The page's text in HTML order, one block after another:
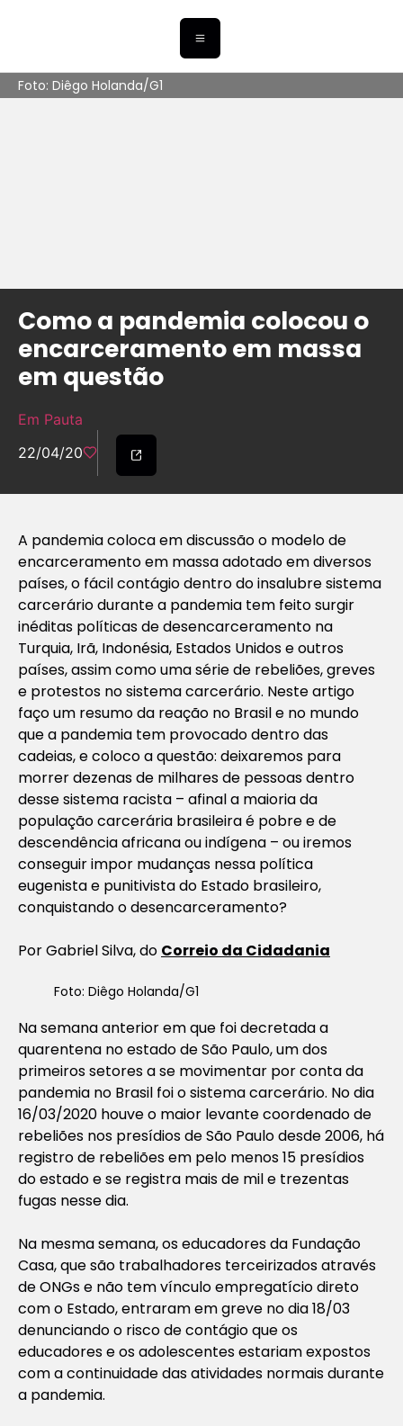
Foto: Diêgo Holanda/G1
Como a pandemia colocou o
encarceramento em massa
em questão
Em Pauta
22/04/20
A pandemia coloca em discussão o modelo de
encarceramento em massa adotado em diversos
países, o fácil contágio dentro do insalubre sistema
carcerário durante a pandemia tem feito surgir
inéditas políticas de desencarceramento na
Turquia, Irã, Indonésia, Estados Unidos e outros
países, assim como uma série de rebeliões, greves
e protestos no sistema carcerário. Neste artigo
faço um resumo da reação no Brasil e no mundo
que a pandemia tem provocado dentro das
cadeias, e coloco a questão: deixaremos para
morrer dezenas de milhares de pessoas dentro
desse sistema racista – afinal a maioria da
população carcerária brasileira é pobre e de
descendência africana ou indígena – ou iremos
conseguir impor mudanças nessa política
eugenista e punitivista do Estado brasileiro,
conquistando o desencarceramento?
Por Gabriel Silva, do Correio da Cidadania
Foto: Diêgo Holanda/G1
Na semana anterior em que foi decretada a
quarentena no estado de São Paulo, um dos
primeiros setores a se movimentar por conta da
pandemia no Brasil foi o sistema carcerário. No dia
16/03/2020 houve o maior levante coordenado de
rebeliões nos presídios de São Paulo desde 2006, há
registro de rebeliões em pelo menos 15 presídios
do estado e se registra mais de mil e trezentas
fugas nesse dia.
Na mesma semana, os educadores da Fundação
Casa, que são trabalhadores terceirizados através
de ONGs e não tem vínculo empregatício direto
com o Estado, entraram em greve no dia 18/03
denunciando o risco de contágio que os
educadores e os adolescentes estariam expostos
com a continuidade das atividades normais durante
a pandemia.